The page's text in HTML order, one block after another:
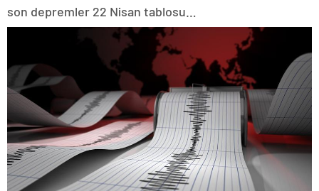
son depremler 22 Nisan tablosu…